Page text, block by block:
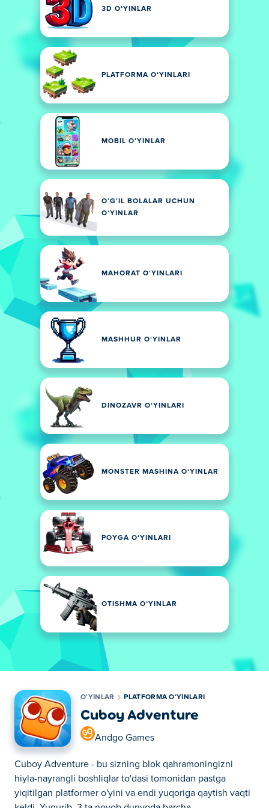
3D OʻYINLAR
PLATFORMA OʻYINLARI
MOBIL OʻYINLAR
OʻGʻIL BOLALAR UCHUN
OʻYINLAR
MAHORAT OʻYINLARI
MASHHUR OʻYINLAR
DINOZAVR OʻYINLARI
MONSTER MASHINA OʻYINLAR
POYGA OʻYINLARI
OTISHMA OʻYINLAR
OʻYINLAR PLATFORMA OʻYINLARI
Cuboy Adventure
Andgo Games
Cuboy Adventure - bu sizning blok qahramoningizni
hiyla-nayrangli boshliqlar to'dasi tomonidan pastga
yiqitilgan platformer o'yini va endi yuqoriga qaytish vaqti